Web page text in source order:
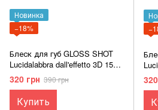
Новинка
−18%
Блеск для губ GLOSS SHOT
Lucidalabbra dall'effetto 3D 15
TASTY BROWN
320 грн 390 грн
Купить